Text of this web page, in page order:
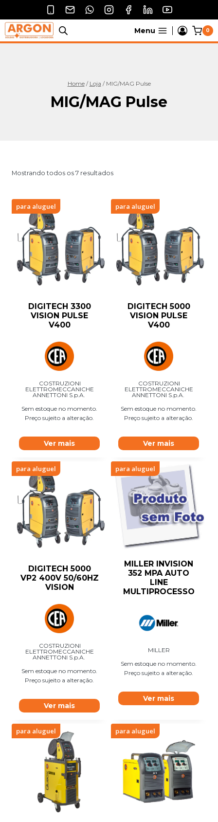
o
Conteúdo
Menu 0
Home / Loja / MIG/MAG Pulse
MIG/MAG Pulse
Mostrando todos os 7 resultados
para aluguel
DIGITECH 3300
VISION PULSE
V400
COSTRUZIONI
ELETTROMECCANICHE
ANNETTONI S.p.A.
Sem estoque no momento.
Preço sujeito a alteração.
Ver mais
para aluguel
DIGITECH 5000
VISION PULSE
V400
COSTRUZIONI
ELETTROMECCANICHE
ANNETTONI S.p.A.
Sem estoque no momento.
Preço sujeito a alteração.
Ver mais
para aluguel
DIGITECH 5000
VP2 400V 50/60HZ
VISION
COSTRUZIONI
ELETTROMECCANICHE
ANNETTONI S.p.A.
Sem estoque no momento.
Preço sujeito a alteração.
Ver mais
para aluguel
MILLER INVISION
352 MPA AUTO
LINE
MULTIPROCESSO
MILLER
Sem estoque no momento.
Preço sujeito a alteração.
Ver mais
para aluguel para aluguel